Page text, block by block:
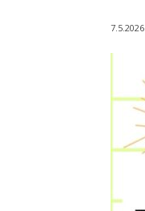
7.5.2026